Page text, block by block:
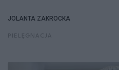
JOLANTA ZAKROCKA